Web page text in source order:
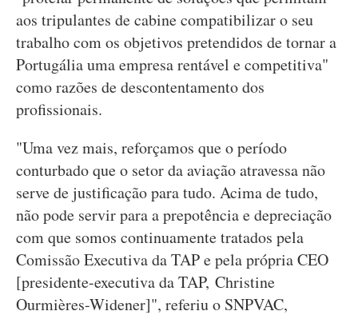
aos tripulantes de cabine compatibilizar o seu
trabalho com os objetivos pretendidos de tornar a
Portugália uma empresa rentável e competitiva"
como razões de descontentamento dos
profissionais.
"Uma vez mais, reforçamos que o período
conturbado que o setor da aviação atravessa não
serve de justificação para tudo. Acima de tudo,
não pode servir para a prepotência e depreciação
com que somos continuamente tratados pela
Comissão Executiva da TAP e pela própria CEO
[presidente-executiva da TAP, Christine
Ourmières-Widener]", referiu o SNPVAC,